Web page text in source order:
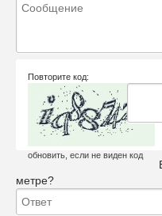
Повторите код:
обновить, если не виден код
метре?